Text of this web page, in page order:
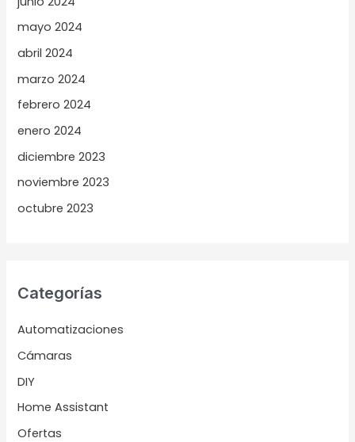
mayo 2024
abril 2024
marzo 2024
febrero 2024
enero 2024
diciembre 2023
noviembre 2023
octubre 2023
Categorías
Automatizaciones
Cámaras
DIY
Home Assistant
Ofertas